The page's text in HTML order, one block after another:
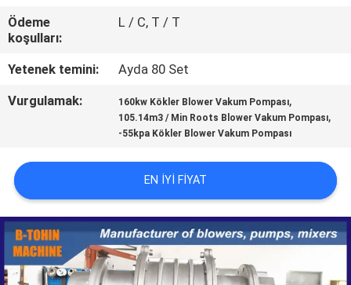
BIR
TEKLIF
ISTEĞI
NEWS
SITE
HARITASI
Ödeme
koşulları:
L / C, T / T
Yetenek temini:
Ayda 80 Set
Vurgulamak:
160kw Kökler Blower Vakum Pompası,
105.14m3 / Min Roots Blower Vakum Pompası,
-55kpa Kökler Blower Vakum Pompası
EN IYI FIYAT